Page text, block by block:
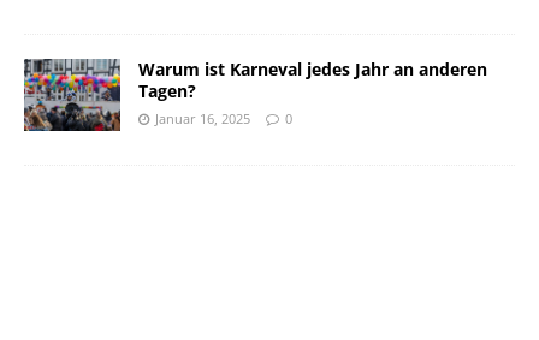
Warum ist Karneval jedes Jahr an anderen
Tagen?
Januar 16, 2025 0